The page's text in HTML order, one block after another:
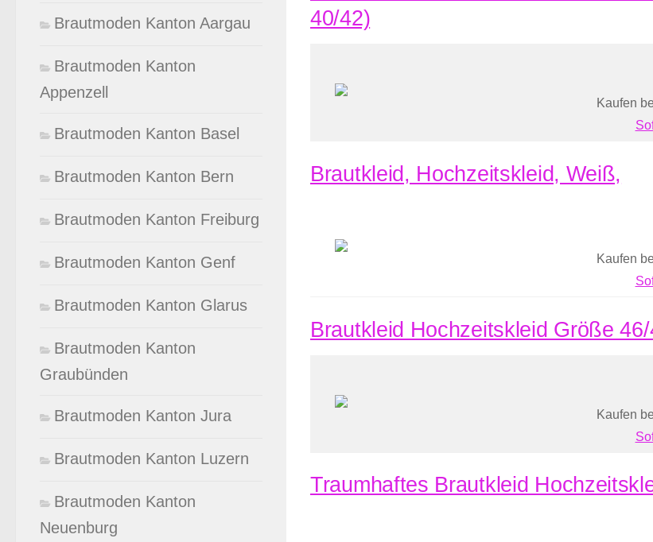
40/42)
Kaufen
Brautkleid, Hochzeitskleid, Weiß,
Kaufen
Brautkleid Hochzeitskleid Größe
Kaufen
Traumhaftes Brautkleid
Brautmoden Kanton Aargau
Brautmoden Kanton
Appenzell
Brautmoden Kanton Basel
Brautmoden Kanton Bern
Brautmoden Kanton Freiburg
Brautmoden Kanton Genf
Brautmoden Kanton Glarus
Brautmoden Kanton
Graubünden
Brautmoden Kanton Jura
Brautmoden Kanton Luzern
Brautmoden Kanton
Neuenburg